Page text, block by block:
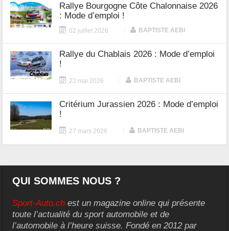
Rallye Bourgogne Côte Chalonnaise 2026
: Mode d’emploi !
02 juillet 2026 BAPTISTE AEBI
Rallye du Chablais 2026 : Mode d’emploi
!
22 mai 2026 BAPTISTE AEBI
Critérium Jurassien 2026 : Mode d’emploi
!
27 mars 2026 BAPTISTE AEBI
QUI SOMMES NOUS ?
Sport-Auto.ch est un magazine online qui présente
toute l’actualité du sport automobile et de
l’automobile à l’heure suisse. Fondé en 2012 par